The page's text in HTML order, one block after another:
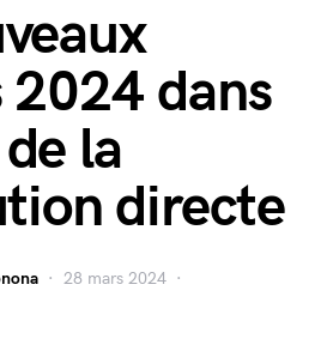
2024 dans
la
directe
28 mars 2024